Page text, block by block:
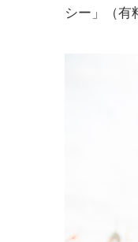
シー」（有